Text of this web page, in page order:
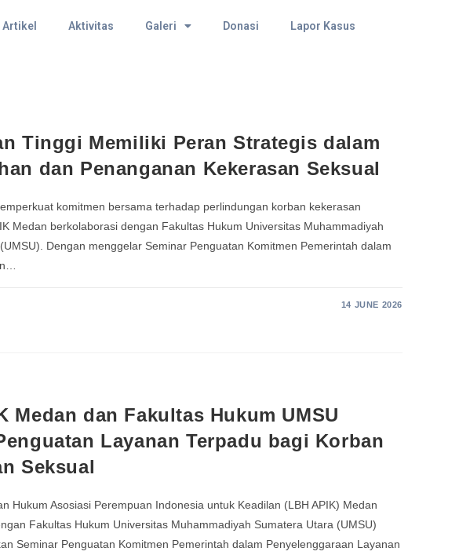
Artikel Aktivitas Galeri Donasi Lapor Kasus
Tinggi Memiliki Peran Strategis dalam
dan Penanganan Kekerasan Seksual
komitmen bersama terhadap perlindungan korban kekerasan
Medan berkolaborasi dengan Fakultas Hukum Universitas Muhammadiyah
Dengan menggelar Seminar Penguatan Komitmen Pemerintah dalam
14 JUNE 2026
Medan dan Fakultas Hukum UMSU
Layanan Terpadu bagi Korban
Seksual
Hukum Asosiasi Perempuan Indonesia untuk Keadilan (LBH APIK) Medan
Fakultas Hukum Universitas Muhammadiyah Sumatera Utara (UMSU)
Seminar Penguatan Komitmen Pemerintah dalam Penyelenggaraan Layanan